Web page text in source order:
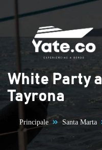
Vai al contenuto
White Party
Tayrona
Principale Santa Marta